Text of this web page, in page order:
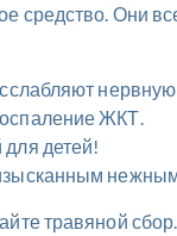
средство.
нервную
ЖКТ.
детей!
нежным
травяной